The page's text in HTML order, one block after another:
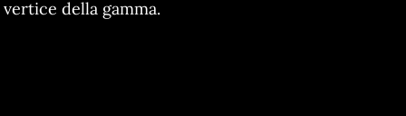
vertice della gamma.